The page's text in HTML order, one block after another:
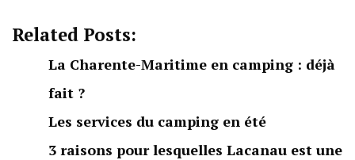
Related Posts:
La Charente-Maritime en camping : déjà
fait ?
Les services du camping en été
3 raisons pour lesquelles Lacanau est une